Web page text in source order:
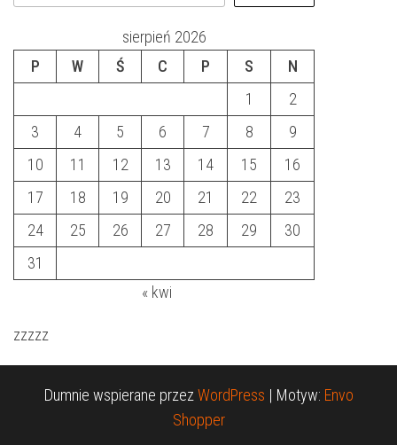
sierpień 2026
P
W Ś C P S
N
1
2
3
4 5 6 7 8
9
10
11 12 13 14 15
16
17
18 19 20 21 22
23
24
25 26 27 28 29
30
31
« kwi
zzzzz
Dumnie wspierane przez WordPress | Motyw: Envo
Shopper